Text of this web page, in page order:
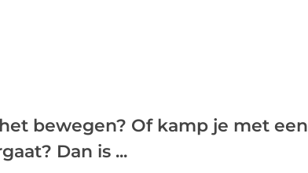
bewegen? Of kamp je met een
Dan is ...